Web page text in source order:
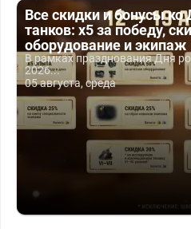
Все скидки и бонусы
танков: x5 за победу,
оборудование и экипаж
В рамках празднования Дня
2026...
05 августа, среда